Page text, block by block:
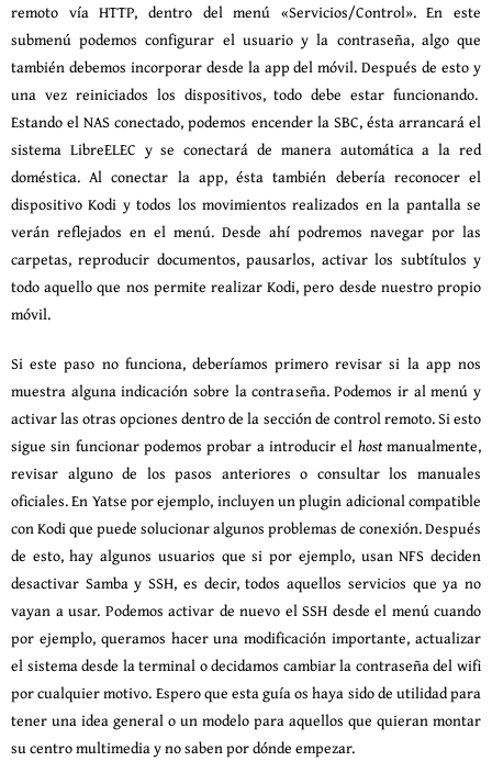
remoto vía HTTP, dentro del menú «Servicios/Control». En este
submenú podemos configurar el usuario y la contraseña, algo que
también debemos incorporar desde la app del móvil. Después de esto y
una vez reiniciados los dispositivos, todo debe estar funcionando.
Estando el NAS conectado, podemos encender la SBC, ésta arrancará el
sistema LibreELEC y se conectará de manera automática a la red
doméstica. Al conectar la app, ésta también debería reconocer el
dispositivo Kodi y todos los movimientos realizados en la pantalla se
verán reflejados en el menú. Desde ahí podremos navegar por las
carpetas, reproducir documentos, pausarlos, activar los subtítulos y
todo aquello que nos permite realizar Kodi, pero desde nuestro propio
móvil.
Si este paso no funciona, deberíamos primero revisar si la app nos
muestra alguna indicación sobre la contraseña. Podemos ir al menú y
activar las otras opciones dentro de la sección de control remoto. Si esto
sigue sin funcionar podemos probar a introducir el hostmanualmente,
revisar alguno de los pasos anteriores o consultar los manuales
oficiales. En Yatse por ejemplo, incluyen un plugin adicional compatible
con Kodi que puede solucionar algunos problemas de conexión. Después
de esto, hay algunos usuarios que si por ejemplo, usan NFS deciden
desactivar Samba y SSH, es decir, todos aquellos servicios que ya no
vayan a usar. Podemos activar de nuevo el SSH desde el menú cuando
por ejemplo, queramos hacer una modificación importante, actualizar
el sistema desde la terminal o decidamos cambiar la contraseña del wifi
por cualquier motivo. Espero que esta guía os haya sido de utilidad para
tener una idea general o un modelo para aquellos que quieran montar
su centro multimedia y no saben por dónde empezar.